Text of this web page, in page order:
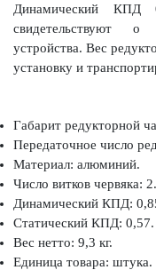
Динамический КПД
свидетельствуют
устройства. Вес
установку и
Габарит редукторной
Передаточное число
Материал: алюминий.
Число витков червяка: 2.
Динамический КПД:
Статический КПД: 0,57.
Вес нетто: 9,3 кг.
Единица товара: штука.